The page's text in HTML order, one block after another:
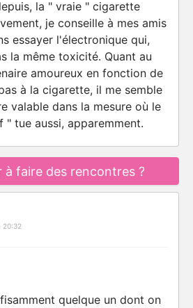
la " vraie " cigarette
je conseille à mes amis
essayer l'électronique qui,
la même toxicité. Quant au
amoureux en fonction de
à la cigarette, il me semble
valable dans la mesure où le
" tue aussi, apparemment.
à faire des rencontres ?
20:32
quelque un dont on